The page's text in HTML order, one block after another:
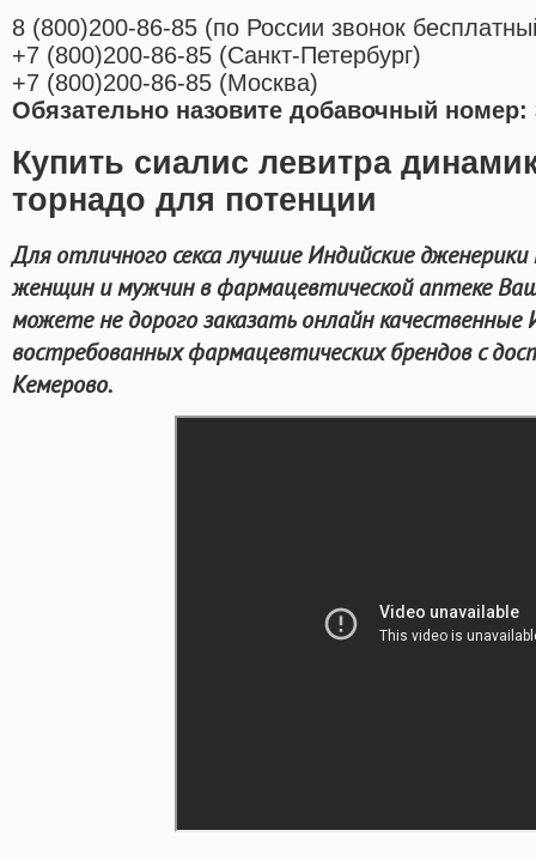
8 (800)200-86-85 (по России звонок
+7 (800)200-86-85 (Санкт-Петербург)
+7 (800)200-86-85 (Москва)
Обязательно назовите добавочный номер:
Купить сиалис левитра
торнадо для потенции
Для отличного секса лучшие Индийские
женщин и мужчин в фармацевтической аптеке
можете не дорого заказать онлайн качественные
востребованных фармацевтических брендов с
Кемерово.